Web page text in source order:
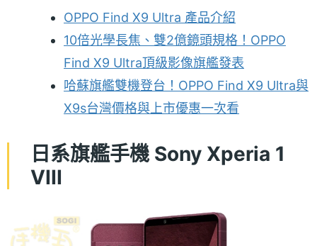
OPPO Find X9 Ultra 產品介紹
10倍光學長焦、雙2億鏡頭規格！OPPO
Find X9 Ultra頂級影像旗艦發表
哈蘇旗艦雙機登台！OPPO Find X9 Ultra與
X9s台灣價格與上市優惠一次看
日系旗艦手機 Sony Xperia 1
VIII